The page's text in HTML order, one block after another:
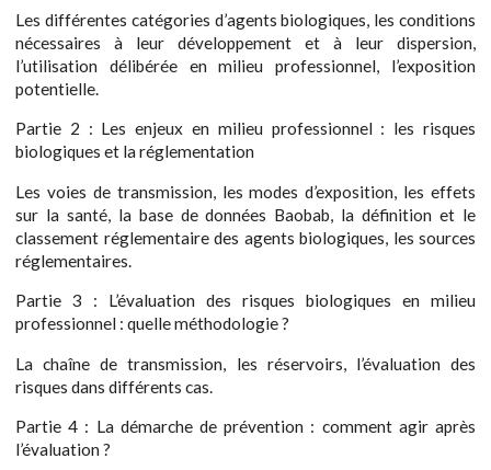
Les différentes catégories d’agents biologiques, les conditions
nécessaires à leur développement et à leur dispersion,
l’utilisation délibérée en milieu professionnel, l’exposition
potentielle.
Partie 2 : Les enjeux en milieu professionnel : les risques
biologiques et la réglementation
Les voies de transmission, les modes d’exposition, les effets
sur la santé, la base de données Baobab, la définition et le
classement réglementaire des agents biologiques, les sources
réglementaires.
Partie 3 : L’évaluation des risques biologiques en milieu
professionnel : quelle méthodologie ?
La chaîne de transmission, les réservoirs, l’évaluation des
risques dans différents cas.
Partie 4 : La démarche de prévention : comment agir après
l’évaluation ?